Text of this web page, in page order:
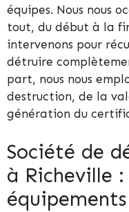
équipes. Nous nous
tout, du début à la
intervenons pour
détruire
part, nous nous
destruction, de la
génération du
Société de
à Richeville